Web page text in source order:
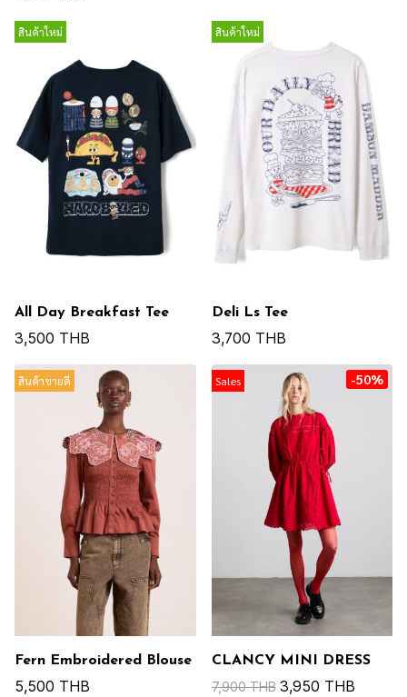
สินค้าใหม่
All Day Breakfast Tee
3,500 THB
สินค้าใหม่
Deli Ls Tee
3,700 THB
สินค้าขายดี
Fern Embroidered Blouse
5,500 THB
Sales -50%
CLANCY MINI DRESS
7,900 THB 3,950 THB